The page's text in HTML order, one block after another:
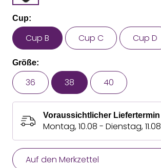
Cup:
Cup B Cup C Cup D
Größe:
36 38 40
Voraussichtlicher Liefertermin
Montag, 10.08 - Dienstag, 11.08
Auf den Merkzettel